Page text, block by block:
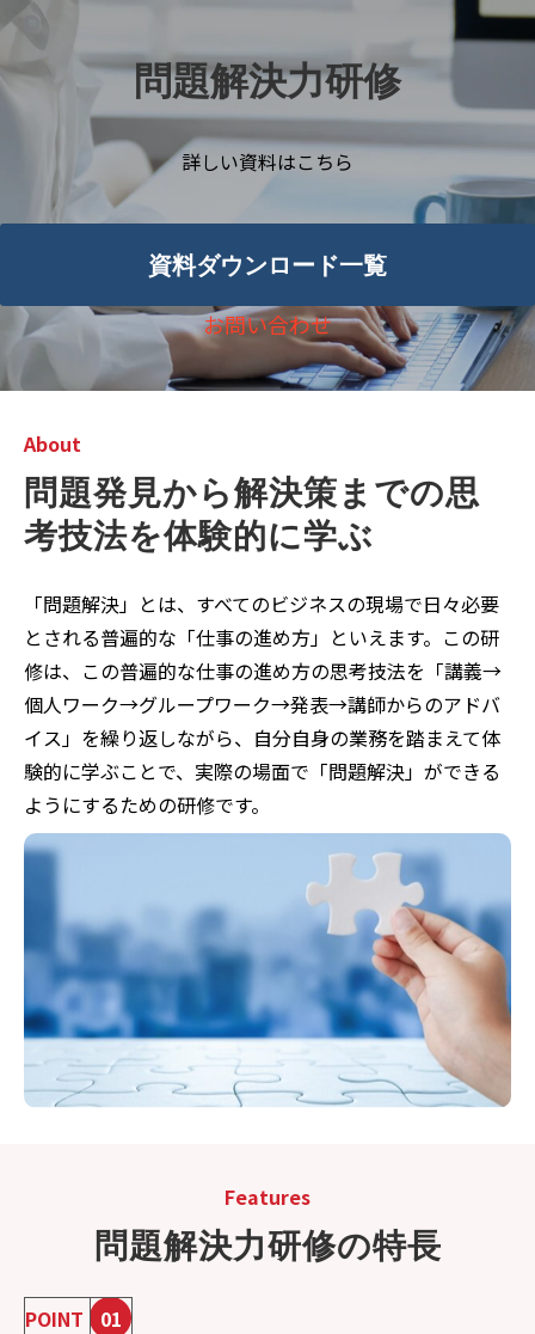
問題解決力研修
詳しい資料はこちら
資料ダウンロード一覧
お問い合わせ
About
問題発見から解決策までの思
考技法を体験的に学ぶ
「問題解決」とは、すべてのビジネスの現場で日々必要
とされる普遍的な「仕事の進め方」といえます。この研
修は、この普遍的な仕事の進め方の思考技法を「講義→
個人ワーク→グループワーク→発表→講師からのアドバ
イス」を繰り返しながら、自分自身の業務を踏まえて体
験的に学ぶことで、実際の場面で「問題解決」ができる
ようにするための研修です。
Features
問題解決力研修の特長
POINT 01